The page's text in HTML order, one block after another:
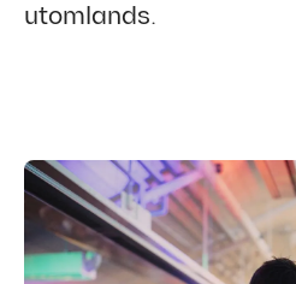
utomlands.